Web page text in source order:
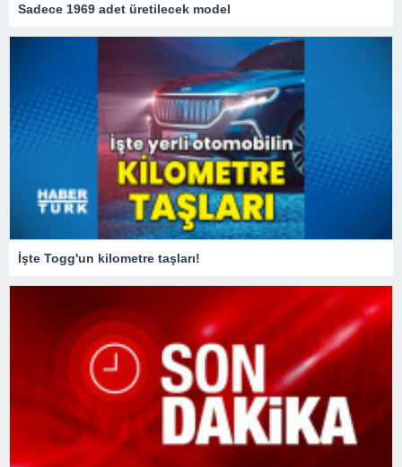
Sadece 1969 adet üretilecek model
İşte Togg'un kilometre taşları!